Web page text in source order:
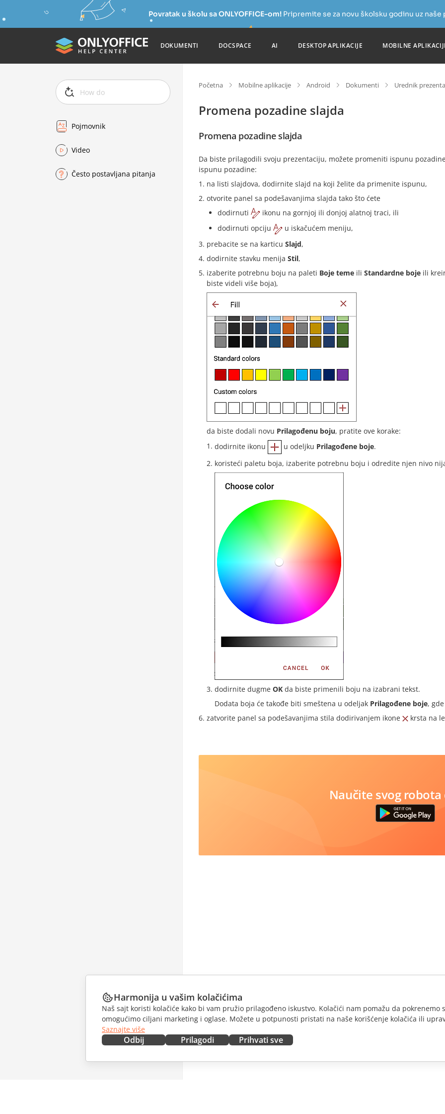
Povratak u školu sa ONLYOFFICE-om!Pripremite se za novu školsku godinu uz
DOKUMENTI DOCSPACE AI DESKTOP APLIKACIJE MOBILNE
Pojmovnik
Video
Često postavljana pitanja
Početna Mobilne aplikacije Android Dokumenti Urednik
Promena pozadine slajda
Promena pozadine slajda
Da biste prilagodili svoju prezentaciju, možete promeniti ispunu
ispunu pozadine:
na listi slajdova, dodirnite slajd na koji želite da primenite ispunu,
otvorite panel sa podešavanjima slajda tako što ćete
dodirnuti
ikonu na gornjoj ili donjoj alatnoj traci, ili
dodirnuti opciju
u iskačućem meniju,
prebacite se na karticu Slajd,
dodirnite stavku menija Stil,
izaberite potrebnu boju na paleti Boje teme ili Standardne boje ili
biste videli više boja),
da biste dodali novu Prilagođenu boju, pratite ove korake:
dodirnite ikonu
u odeljku Prilagođene boje.
koristeći paletu boja, izaberite potrebnu boju i odredite njen nivo
dodirnite dugme OK da biste primenili boju na izabrani tekst.
Dodata boja će takođe biti smeštena u odeljak Prilagođene boje,
zatvorite panel sa podešavanjima stila dodirivanjem ikone
krsta na
Naučite svog robota
Harmonija u vašim kolačićima
Naš sajt koristi kolačiće kako bi vam pružio prilagođeno iskustvo. Kolačići nam pomažu da pokrenemo
omogućimo ciljani marketing i oglase. Možete u potpunosti pristati na naše korišćenje kolačića ili
Saznajte više
Odbij Prilagodi Prihvati sve